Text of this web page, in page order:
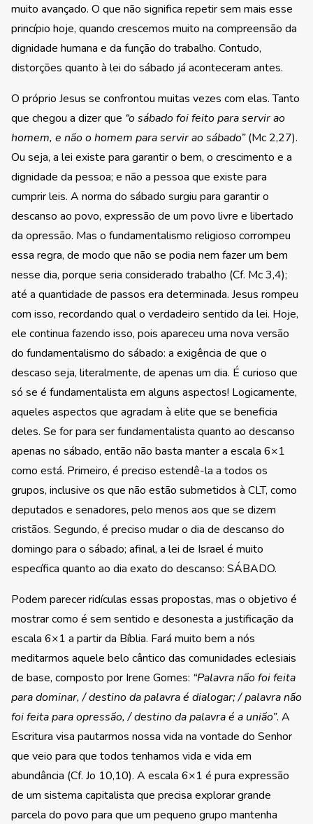
muito avançado. O que não significa repetir sem mais esse
princípio hoje, quando crescemos muito na compreensão da
dignidade humana e da função do trabalho. Contudo,
distorções quanto à lei do sábado já aconteceram antes.
O próprio Jesus se confrontou muitas vezes com elas. Tanto
que chegou a dizer que “o sábado foi feito para servir ao
homem, e não o homem para servir ao sábado”(Mc 2,27).
Ou seja, a lei existe para garantir o bem, o crescimento e a
dignidade da pessoa; e não a pessoa que existe para
cumprir leis. A norma do sábado surgiu para garantir o
descanso ao povo, expressão de um povo livre e libertado
da opressão. Mas o fundamentalismo religioso corrompeu
essa regra, de modo que não se podia nem fazer um bem
nesse dia, porque seria considerado trabalho (Cf. Mc 3,4);
até a quantidade de passos era determinada. Jesus rompeu
com isso, recordando qual o verdadeiro sentido da lei. Hoje,
ele continua fazendo isso, pois apareceu uma nova versão
do fundamentalismo do sábado: a exigência de que o
descaso seja, literalmente, de apenas um dia. É curioso que
só se é fundamentalista em alguns aspectos! Logicamente,
aqueles aspectos que agradam à elite que se beneficia
deles. Se for para ser fundamentalista quanto ao descanso
apenas no sábado, então não basta manter a escala 6×1
como está. Primeiro, é preciso estendê-la a todos os
grupos, inclusive os que não estão submetidos à CLT, como
deputados e senadores, pelo menos aos que se dizem
cristãos. Segundo, é preciso mudar o dia de descanso do
domingo para o sábado; afinal, a lei de Israel é muito
específica quanto ao dia exato do descanso: SÁBADO.
Podem parecer ridículas essas propostas, mas o objetivo é
mostrar como é sem sentido e desonesta a justificação da
escala 6×1 a partir da Bíblia. Fará muito bem a nós
meditarmos aquele belo cântico das comunidades eclesiais
de base, composto por Irene Gomes: “Palavra não foi feita
para dominar, / destino da palavra é dialogar; / palavra não
foi feita para opressão, / destino da palavra é a união”. A
Escritura visa pautarmos nossa vida na vontade do Senhor
que veio para que todos tenhamos vida e vida em
abundância (Cf. Jo 10,10). A escala 6×1 é pura expressão
de um sistema capitalista que precisa explorar grande
parcela do povo para que um pequeno grupo mantenha